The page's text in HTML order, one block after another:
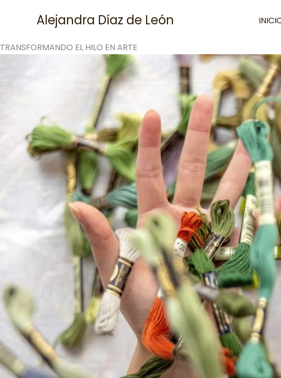
Alejandra Díaz de León
TRANSFORMANDO EL HILO EN ARTE